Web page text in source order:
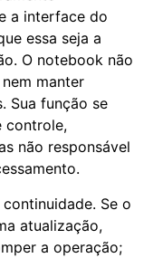
a interface do
essa seja a
O notebook não
manter
Sua função se
controle,
não responsável
Se o
atualização,
a operação;